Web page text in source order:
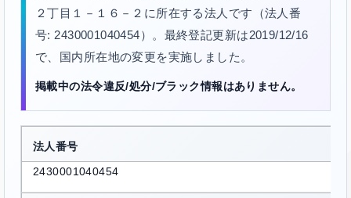
２丁目１－１６－２に所在する法人です（法人番
号: 2430001040454）。最終登記更新は2019/12/16
で、国内所在地の変更を実施しました。
掲載中の法令違反/処分/ブラック情報はありません。
法人番号
2430001040454